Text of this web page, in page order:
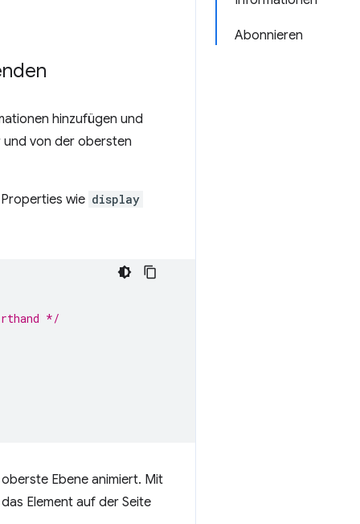
Abonnieren
hinzufügen und
und von der obersten
wie display
*/
Ebene animiert. Mit
Element auf der Seite